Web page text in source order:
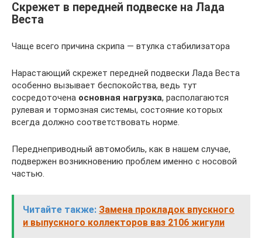
Скрежет в передней подвеске на Лада
Веста
Чаще всего причина скрипа — втулка стабилизатора
Нарастающий скрежет передней подвески Лада Веста
особенно вызывает беспокойства, ведь тут
сосредоточена основная нагрузка, располагаются
рулевая и тормозная системы, состояние которых
всегда должно соответствовать норме.
Переднеприводный автомобиль, как в нашем случае,
подвержен возникновению проблем именно с носовой
частью.
Читайте также: Замена прокладок впускного
и выпускного коллекторов ваз 2106 жигули